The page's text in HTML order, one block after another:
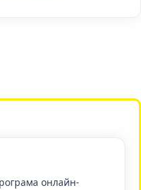
онлайн-